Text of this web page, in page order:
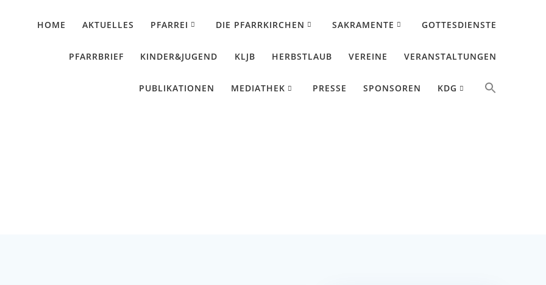
HOME AKTUELLES PFARREI DIE PFARRKIRCHEN SAKRAMENTE GOTTESDIENSTE
PFARRBRIEF KINDER&JUGEND KLJB HERBSTLAUB VEREINE VERANSTALTUNGEN
PUBLIKATIONEN MEDIATHEK PRESSE SPONSOREN KDG